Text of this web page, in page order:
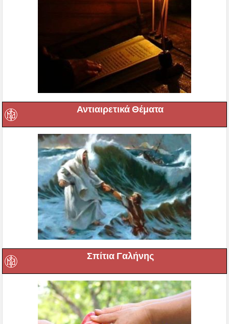
Αντιαιρετικά Θέματα
Σπίτια Γαλήνης